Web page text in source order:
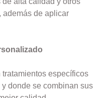
además de aplicar
específicos
donde se combinan sus